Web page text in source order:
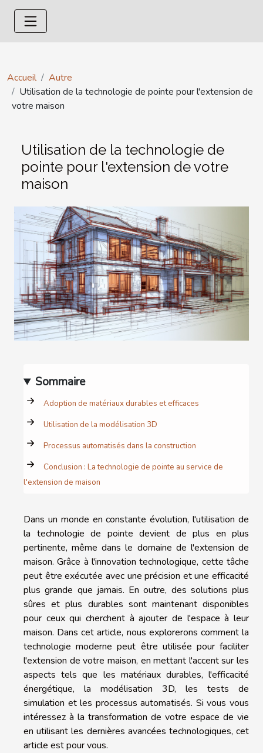
Accueil
Autre
Utilisation de la technologie de pointe pour l'extension de
votre maison
Utilisation de la technologie de
pointe pour l'extension de votre
maison
Sommaire
Adoption de matériaux durables et efficaces
Utilisation de la modélisation 3D
Processus automatisés dans la construction
Conclusion : La technologie de pointe au service de
l'extension de maison
Dans un monde en constante évolution, l'utilisation de
la technologie de pointe devient de plus en plus
pertinente, même dans le domaine de l'extension de
maison. Grâce à l'innovation technologique, cette tâche
peut être exécutée avec une précision et une efficacité
plus grande que jamais. En outre, des solutions plus
sûres et plus durables sont maintenant disponibles
pour ceux qui cherchent à ajouter de l'espace à leur
maison. Dans cet article, nous explorerons comment la
technologie moderne peut être utilisée pour faciliter
l'extension de votre maison, en mettant l'accent sur les
aspects tels que les matériaux durables, l'efficacité
énergétique, la modélisation 3D, les tests de
simulation et les processus automatisés. Si vous vous
intéressez à la transformation de votre espace de vie
en utilisant les dernières avancées technologiques, cet
article est pour vous.